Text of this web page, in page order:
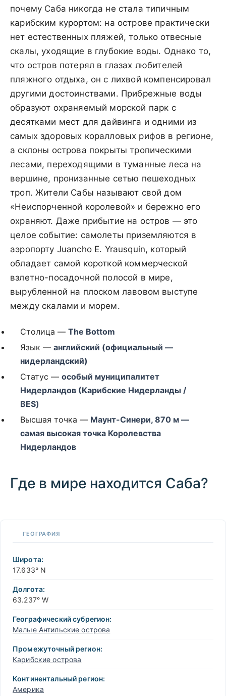
почему Саба никогда не стала типичным
карибским курортом: на острове практически
нет естественных пляжей, только отвесные
скалы, уходящие в глубокие воды. Однако то,
что остров потерял в глазах любителей
пляжного отдыха, он с лихвой компенсировал
другими достоинствами. Прибрежные воды
образуют охраняемый морской парк с
десятками мест для дайвинга и одними из
самых здоровых коралловых рифов в регионе,
а склоны острова покрыты тропическими
лесами, переходящими в туманные леса на
вершине, пронизанные сетью пешеходных
троп. Жители Сабы называют свой дом
«Неиспорченной королевой» и бережно его
охраняют. Даже прибытие на остров — это
целое событие: самолеты приземляются в
аэропорту Juancho E. Yrausquin, который
обладает самой короткой коммерческой
взлетно-посадочной полосой в мире,
вырубленной на плоском лавовом выступе
между скалами и морем.
Столица — The Bottom
Язык — английский (официальный —
нидерландский)
Статус — особый муниципалитет
Нидерландов (Карибские Нидерланды /
BES)
Высшая точка — Маунт-Синери, 870 м —
самая высокая точка Королевства
Нидерландов
Где в мире находится Саба?
100 km / 62.1 mi
−
ГЕОГРАФИЯ
Широта:
17.633° N
Долгота:
63.237° W
Географический субрегион:
Малые Антильские острова
Промежуточный регион:
Карибские острова
Континентальный регион:
Америка